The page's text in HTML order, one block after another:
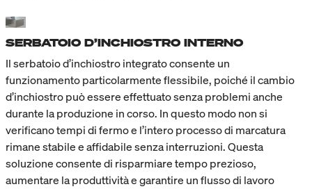
SERBATOIO D’INCHIOSTRO INTERNO
Il serbatoio d’inchiostro integrato consente un
funzionamento particolarmente flessibile, poiché il cambio
d’inchiostro può essere effettuato senza problemi anche
durante la produzione in corso. In questo modo non si
verificano tempi di fermo e l’intero processo di marcatura
rimane stabile e affidabile senza interruzioni. Questa
soluzione consente di risparmiare tempo prezioso,
aumentare la produttività e garantire un flusso di lavoro